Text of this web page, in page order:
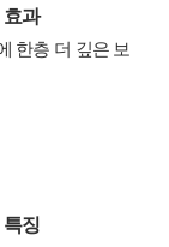
효과
한층 더 깊은 보
​ 특징